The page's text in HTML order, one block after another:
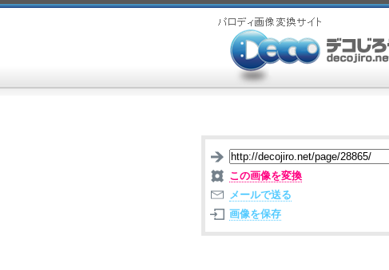
この画像を変換
メールで送る
画像を保存